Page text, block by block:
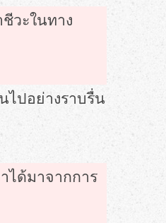
วะในทาง
ไปอย่างราบรื่น
ได้มาจากการ